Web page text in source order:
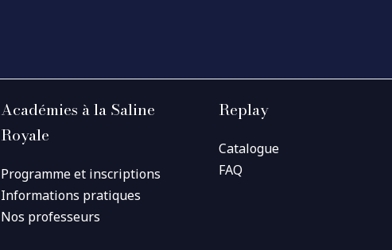
Académies à la Saline
Royale
Programme et inscriptions
Informations pratiques
Nos professeurs
Replay
Catalogue
FAQ